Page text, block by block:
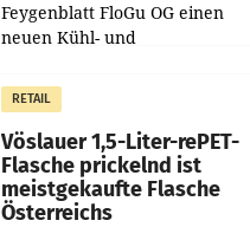
Feygenblatt FloGu OG einen
neuen Kühl- und
Markt. Das Produkt namens
„Keep Cool“ ist zu 100 Prozent
RETAIL
Vöslauer 1,5-Liter-rePET-
Flasche prickelnd ist
meistgekaufte Flasche
Österreichs